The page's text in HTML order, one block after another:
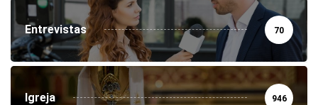
Entrevistas 70
Igreja 946